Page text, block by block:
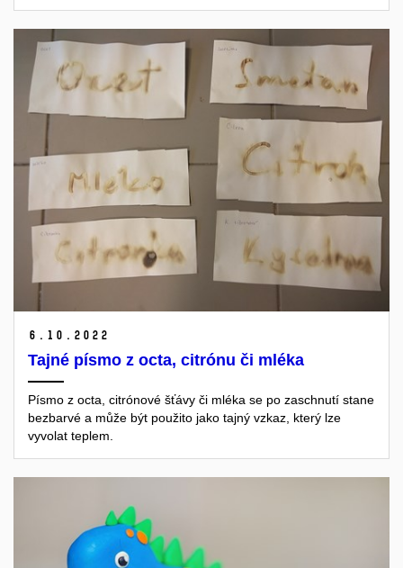
6. 10. 2022
Tajné písmo z octa, citrónu či mléka
Písmo z octa, citrónové šťávy či mléka se po zaschnutí stane
bezbarvé a může být použito jako tajný vzkaz, který lze
vyvolat teplem.